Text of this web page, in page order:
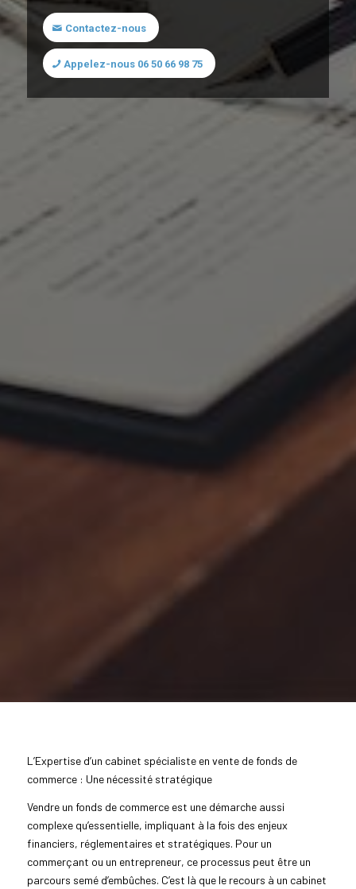
Contactez-nous
Appelez-nous 06 50 66 98 75
L’Expertise d’un cabinet spécialiste en vente de fonds de
commerce : Une nécessité stratégique
Vendre un fonds de commerce est une démarche aussi
complexe qu’essentielle, impliquant à la fois des enjeux
financiers, réglementaires et stratégiques. Pour un
commerçant ou un entrepreneur, ce processus peut être un
parcours semé d’embûches. C’est là que le recours à un cabinet